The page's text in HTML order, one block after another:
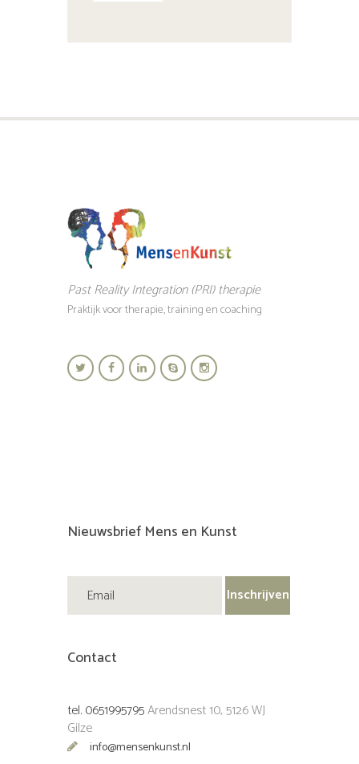
Past Reality Integration (PRI) therapie
Praktijk voor therapie, training en coaching
Nieuwsbrief Mens en Kunst
Contact
tel. 0651995795Arendsnest 10, 5126 WJ
Gilze
info@mensenkunst.nl